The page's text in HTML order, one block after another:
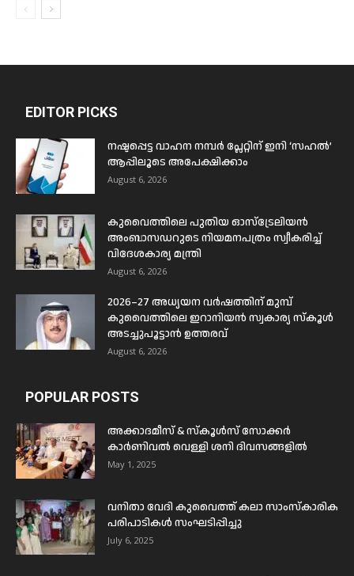
EDITOR PICKS
നഷ്ടപ്പെട്ട വാഹന നമ്പർ പ്ലേറ്റിന് ഇനി ‘സഹൽ’
ആപ്പിലൂടെ അപേക്ഷിക്കാം
August 6, 2026
കുവൈത്തിലെ പുതിയ ഓസ്ട്രേലിയൻ
അംബാസഡറുടെ നിയമനപത്രം സ്വീകരിച്ച്
വിദേശകാര്യ മന്ത്രി
August 6, 2026
2026–27 അധ്യയന വർഷത്തിന് മുമ്പ്
കുവൈത്തിലെ ഇറാനിയൻ സ്വകാര്യ സ്കൂൾ
അടച്ചുപൂട്ടാൻ ഉത്തരവ്
August 6, 2026
POPULAR POSTS
അക്കാദമീസ് & സ്കൂൾസ് സോക്കർ
കാർണിവൽ വെള്ളി ശനി ദിവസങ്ങളിൽ
May 1, 2025
വനിതാ വേദി കുവൈത്ത് കലാ സാംസ്കാരിക
പരിപാടികൾ സംഘടിപ്പിച്ചു
July 6, 2025